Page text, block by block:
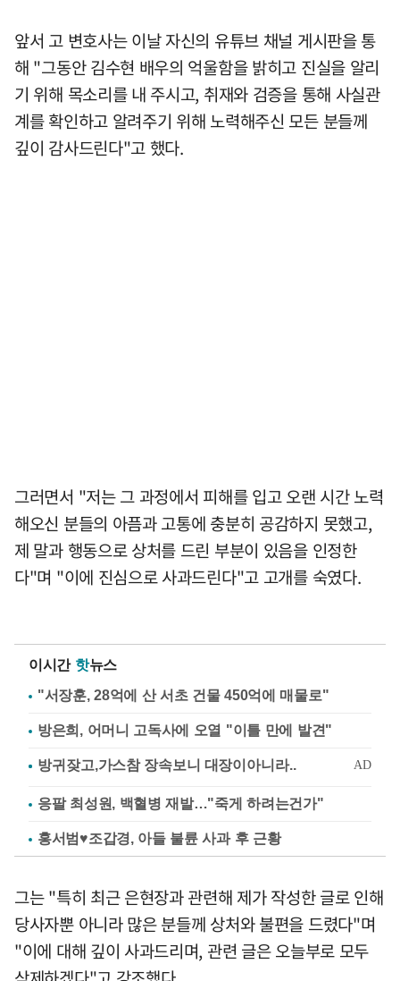
앞서 고 변호사는 이날 자신의 유튜브 채널 게시판을 통
해 "그동안 김수현 배우의 억울함을 밝히고 진실을 알리
기 위해 목소리를 내 주시고, 취재와 검증을 통해 사실관
계를 확인하고 알려주기 위해 노력해주신 모든 분들께
깊이 감사드린다"고 했다.
그러면서 "저는 그 과정에서 피해를 입고 오랜 시간 노력
해오신 분들의 아픔과 고통에 충분히 공감하지 못했고,
제 말과 행동으로 상처를 드린 부분이 있음을 인정한
다"며 "이에 진심으로 사과드린다"고 고개를 숙였다.
이시간 핫뉴스
"서장훈, 28억에 산 서초 건물 450억에 매물로"
방은희, 어머니 고독사에 오열 "이틀 만에 발견"
응팔 최성원, 백혈병 재발…"죽게 하려는건가"
홍서범♥조갑경, 아들 불륜 사과 후 근황
그는 "특히 최근 은현장과 관련해 제가 작성한 글로 인해
당사자뿐 아니라 많은 분들께 상처와 불편을 드렸다"며
"이에 대해 깊이 사과드리며, 관련 글은 오늘부로 모두